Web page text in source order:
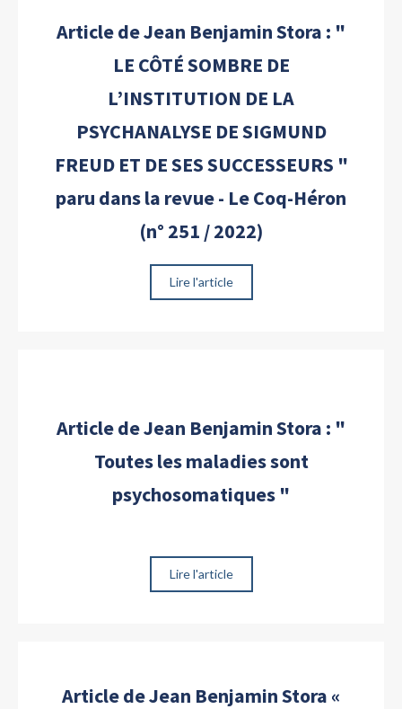
Article de Jean Benjamin Stora : "
LE CÔTÉ SOMBRE DE
L’INSTITUTION DE LA
PSYCHANALYSE DE SIGMUND
FREUD ET DE SES SUCCESSEURS "
paru dans la revue - Le Coq-Héron
(n° 251 / 2022)
Lire l'article
Article de Jean Benjamin Stora : "
Toutes les maladies sont
psychosomatiques "
Lire l'article
Article de Jean Benjamin Stora «